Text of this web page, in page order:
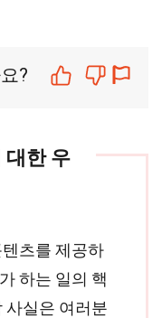
?
대한 우
츠를 제공하
하는 일의 핵
사실은 여러분